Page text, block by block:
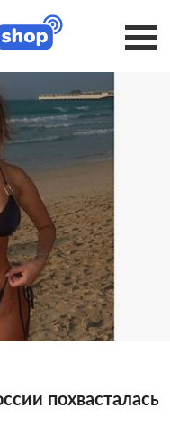
похвасталась